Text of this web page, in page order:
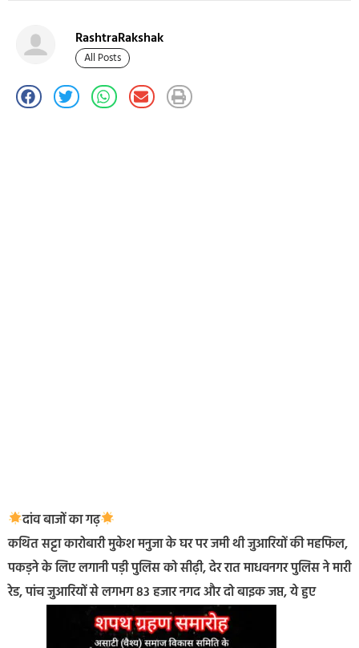
RashtraRakshak
All Posts
दांव बाजों का गढ़
कथित सट्टा कारोबारी मुकेश मनुजा के घर पर जमी थी जुआरियों की महफिल,
पकड़ने के लिए लगानी पड़ी पुलिस को सीढ़ी, देर रात माधवनगर पुलिस ने मारी
रेड, पांच जुआरियों से लगभग 83 हजार नगद और दो बाइक जप्त, ये हुए